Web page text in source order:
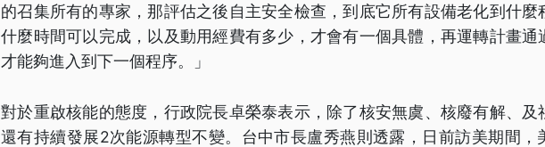
的召集所有的專家，那評估之後自主安全檢查，到底它所有設備老化到什麼
什麼時間可以完成，以及動用經費有多少，才會有一個具體，再運轉計畫通
才能夠進入到下一個程序。」
對於重啟核能的態度，行政院長卓榮泰表示，除了核安無虞、核廢有解、及
還有持續發展2次能源轉型不變。台中市長盧秀燕則透露，日前訪美期間，